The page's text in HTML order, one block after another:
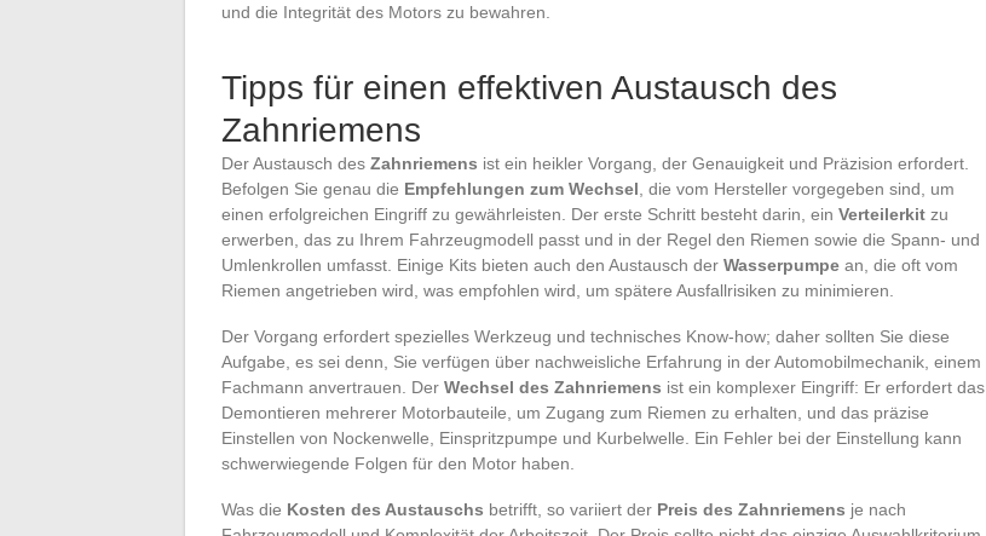
und die Integrität des Motors zu bewahren.
Tipps für einen effektiven Austausch des
Zahnriemens
Der Austausch des Zahnriemens ist ein heikler Vorgang, der Genauigkeit und Präzision erfordert.
Befolgen Sie genau die Empfehlungen zum Wechsel , die vom Hersteller vorgegeben sind, um
einen erfolgreichen Eingriff zu gewährleisten. Der erste Schritt besteht darin, ein Verteilerkit zu
erwerben, das zu Ihrem Fahrzeugmodell passt und in der Regel den Riemen sowie die Spann- und
Umlenkrollen umfasst. Einige Kits bieten auch den Austausch der Wasserpumpe an, die oft vom
Riemen angetrieben wird, was empfohlen wird, um spätere Ausfallrisiken zu minimieren.
Der Vorgang erfordert spezielles Werkzeug und technisches Know-how; daher sollten Sie diese
Aufgabe, es sei denn, Sie verfügen über nachweisliche Erfahrung in der Automobilmechanik, einem
Fachmann anvertrauen. Der Wechsel des Zahnriemens ist ein komplexer Eingriff: Er erfordert das
Demontieren mehrerer Motorbauteile, um Zugang zum Riemen zu erhalten, und das präzise
Einstellen von Nockenwelle, Einspritzpumpe und Kurbelwelle. Ein Fehler bei der Einstellung kann
schwerwiegende Folgen für den Motor haben.
Was die Kosten des Austauschs betrifft, so variiert der Preis des Zahnriemens je nach